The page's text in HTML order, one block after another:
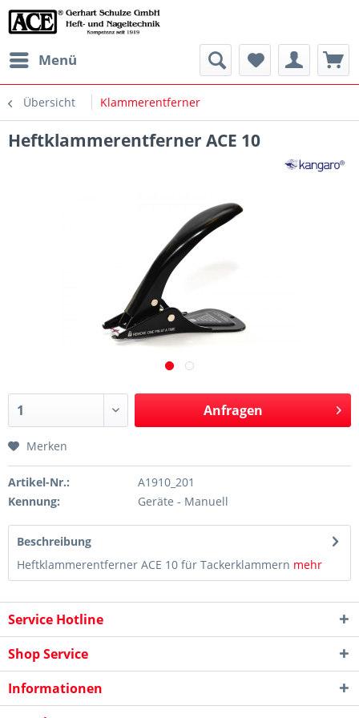
Menü
Übersicht Klammerentferner
Heftklammerentferner ACE 10
Anfragen
Merken
Artikel-Nr.:
A1910_201
Kennung:
Geräte - Manuell
Beschreibung
Heftklammerentferner ACE 10 für Tackerklammern mehr
Service Hotline
Shop Service
Informationen